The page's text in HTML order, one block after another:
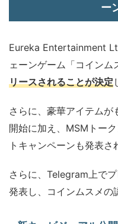
ー
Eureka Entertainment
ェーンゲーム「コインム
リースされることが決定
さらに、豪華アイテム
開始に加え、MSMトー
トキャンペーンも発表さ
さらに、Telegram上で
発表し、コインムスメの